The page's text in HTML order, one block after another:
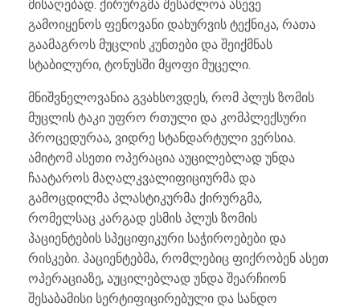
მისაღებად. ქირურგმა შესაძლოა ასევე
გამოიყენოს ფენოვანი დახურვის ტექნიკა, რათა
გაამაგროს მუცლის კუნთები და შეიქმნას
სტაბილური, ტონუსში მყოფი მუცელი.
მნიშვნელოვანია გვახსოვდეს, რომ პლუს ზომის
მუცლის ტაკი უფრო რთული და კომპლექსური
პროცედურაა, ვიდრე სტანდარტული ვერსია.
ამიტომ ასეთი ოპერაცია აუცილებლად უნდა
ჩაატაროს მაღალკვალიფიციურმა და
გამოცდილმა პლასტიკურმა ქირურგმა,
რომელსაც კარგად ესმის პლუს ზომის
პაციენტების სპეციფიკური საჭიროებები და
რისკები. პაციენტებმა, რომლებიც ფიქრობენ ასეთ
ოპერაციაზე, აუცილებლად უნდა შეარჩიონ
შესაბამისი სერტიფიცირებული და სანდო